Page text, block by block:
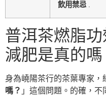
飲用禁忌 .
普洱茶燃脂
減肥是真的嗎
身為嶢陽茶行的茶葉專家，
嗎？ 」這個問題。的確，